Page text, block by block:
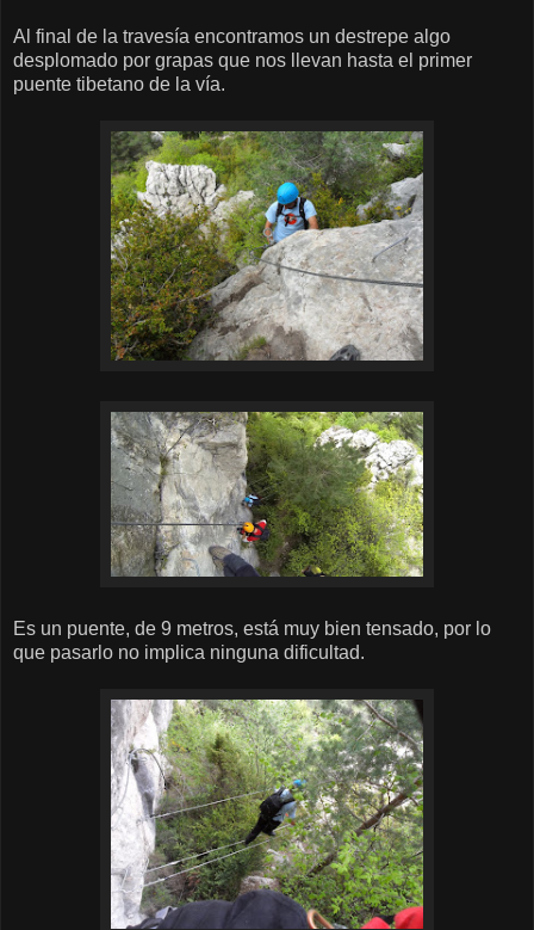
Al final de la travesía encontramos un destrepe algo
desplomado por grapas que nos llevan hasta el primer
puente tibetano de la vía.
Es un puente, de 9 metros, está muy bien tensado, por lo
que pasarlo no implica ninguna dificultad.